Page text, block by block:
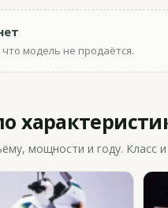
модель не продаётся.
мощности и году. Класс и